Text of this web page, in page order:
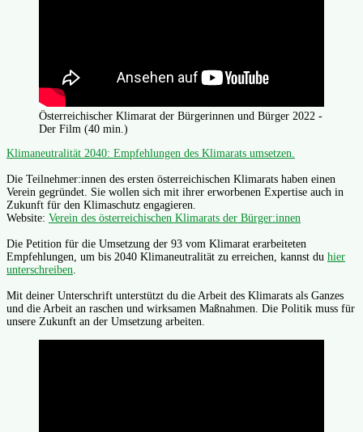
Österreichischer Klimarat der Bürgerinnen und Bürger 2022 -
Der Film (40 min.)
Klimaneutralität 2040: Empfehlungen des Klimarats umsetzen.
Die Teilnehmer:innen des ersten österreichischen Klimarats haben einen
Verein gegründet. Sie wollen sich mit ihrer erworbenen Expertise auch in
Zukunft für den Klimaschutz engagieren.
Website: Verein des österreichischen Klimarats der Bürger:innen
Die Petition für die Umsetzung der 93 vom Klimarat erarbeiteten
Empfehlungen, um bis 2040 Klimaneutralität zu erreichen, kannst du hier
unterschreiben
Mit deiner Unterschrift unterstützt du die Arbeit des Klimarats als Ganzes
und die Arbeit an raschen und wirksamen Maßnahmen. Die Politik muss für
unsere Zukunft an der Umsetzung arbeiten.